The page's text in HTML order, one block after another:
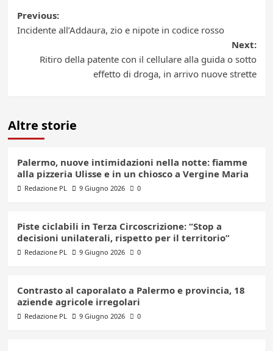
Post
navigation
Previous:
Incidente all’Addaura, zio e nipote in codice rosso
Next:
Ritiro della patente con il cellulare alla guida o sotto
effetto di droga, in arrivo nuove strette
Altre storie
Palermo, nuove intimidazioni nella notte: fiamme
alla pizzeria Ulisse e in un chiosco a Vergine Maria
Redazione PL 9 Giugno 2026 0
Piste ciclabili in Terza Circoscrizione: “Stop a
decisioni unilaterali, rispetto per il territorio”
Redazione PL 9 Giugno 2026 0
Contrasto al caporalato a Palermo e provincia, 18
aziende agricole irregolari
Redazione PL 9 Giugno 2026 0